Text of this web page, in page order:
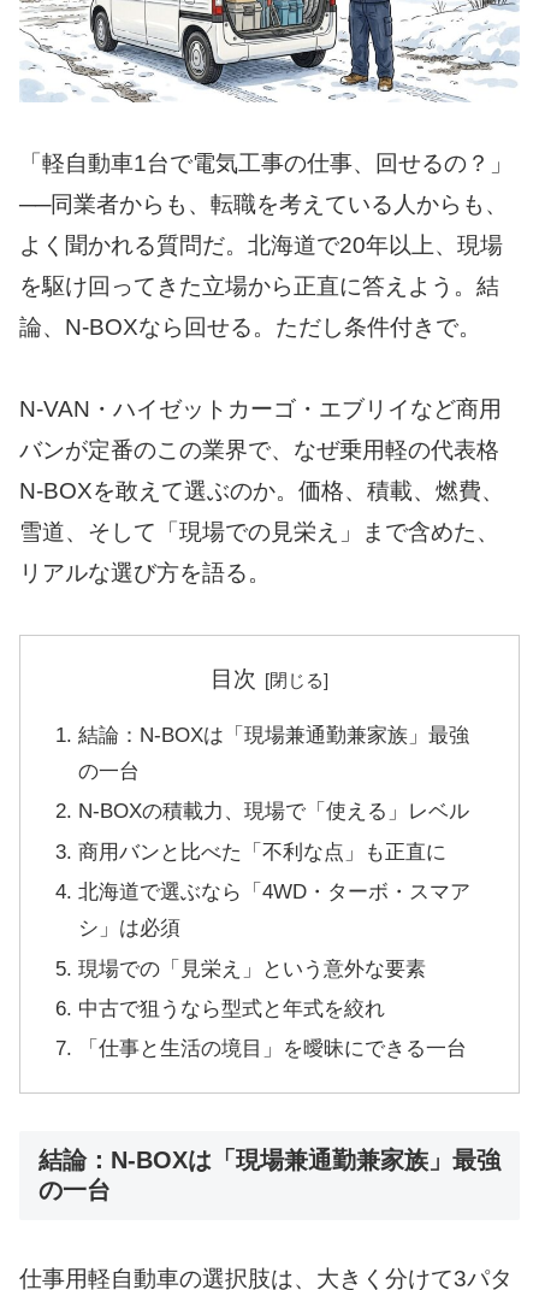
「軽自動車1台で電気工事の仕事、回せるの？」
──同業者からも、転職を考えている人からも、
よく聞かれる質問だ。北海道で20年以上、現場
を駆け回ってきた立場から正直に答えよう。結
論、N-BOXなら回せる。ただし条件付きで。
N-VAN・ハイゼットカーゴ・エブリイなど商用
バンが定番のこの業界で、なぜ乗用軽の代表格
N-BOXを敢えて選ぶのか。価格、積載、燃費、
雪道、そして「現場での見栄え」まで含めた、
リアルな選び方を語る。
目次
結論：N-BOXは「現場兼通勤兼家族」最強
の一台
N-BOXの積載力、現場で「使える」レベル
商用バンと比べた「不利な点」も正直に
北海道で選ぶなら「4WD・ターボ・スマア
シ」は必須
現場での「見栄え」という意外な要素
中古で狙うなら型式と年式を絞れ
「仕事と生活の境目」を曖昧にできる一台
結論：N-BOXは「現場兼通勤兼家族」最強
の一台
仕事用軽自動車の選択肢は、大きく分けて3パタ